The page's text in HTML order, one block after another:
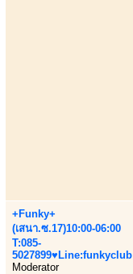
+Funky+
(เสนา.ซ.17)10:00-06:00
T:085-
5027899♥Line:funkyclub
Moderator